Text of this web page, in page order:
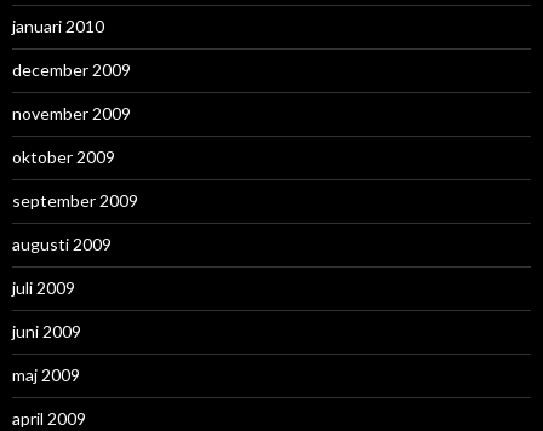
januari 2010
december 2009
november 2009
oktober 2009
september 2009
augusti 2009
juli 2009
juni 2009
maj 2009
april 2009